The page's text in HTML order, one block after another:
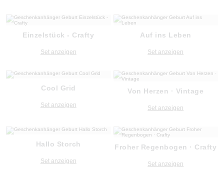
Einzelstück - Crafty
Set anzeigen
Auf ins Leben
Set anzeigen
Cool Grid
Set anzeigen
Von Herzen · Vintage
Set anzeigen
Hallo Storch
Set anzeigen
Froher Regenbogen · Crafty
Set anzeigen